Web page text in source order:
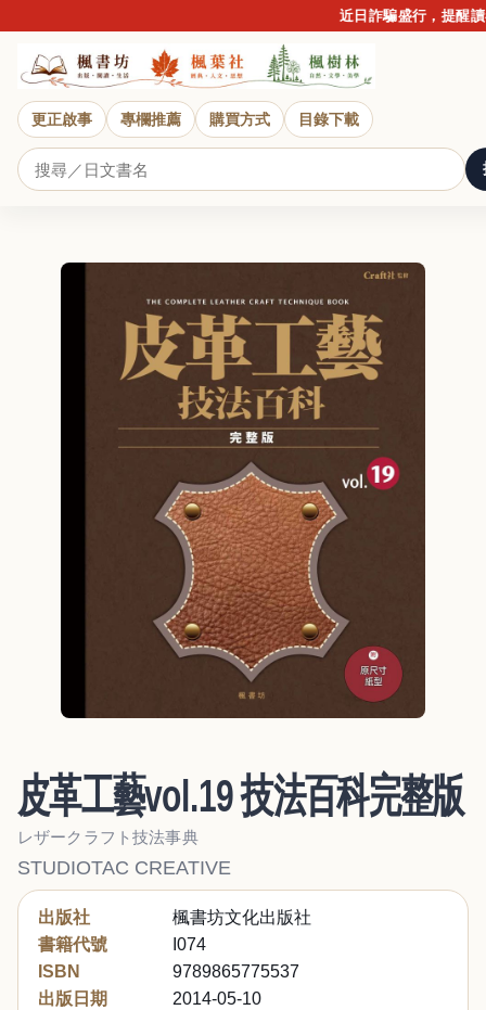
近日詐騙盛行，提醒讀者提
更正啟事 專欄推薦 購買方式 目錄下載
皮革工藝vol.19 技法百科完整版
レザークラフト技法事典
STUDIOTAC CREATIVE
出版社
楓書坊文化出版社
書籍代號
I074
ISBN
9789865775537
出版日期
2014-05-10